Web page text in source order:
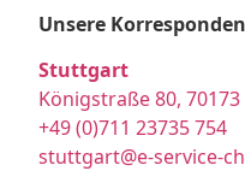
Unsere
Stuttgart
Königstraße 80,
+49 (0)711 23735 754
stuttgart@e-service-